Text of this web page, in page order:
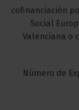
cofinanciación
Social
Valenciana o
Número de